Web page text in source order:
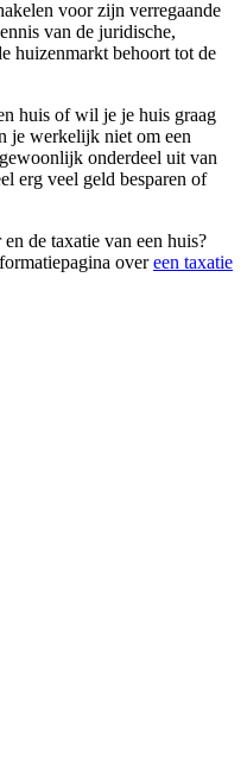
voor zijn verregaande
van de juridische,
huizenmarkt behoort tot de
huis of wil je je huis graag
je werkelijk niet om een
onderdeel uit van
erg veel geld besparen of
de taxatie van een huis?
overeen taxatie